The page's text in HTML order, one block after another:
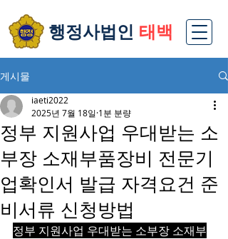
​행정사법인 태백
게시물
정부 지원사업 우대받는 소
부장 소재부품장비 전문기
업확인서 발급 자격요건 준
비서류 신청방법
iaeti2022
2025년 7월 18일 1분 분량
정부 지원사업 우대받는 소부장 소재부